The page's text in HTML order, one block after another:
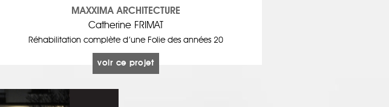
MAXXIMA ARCHITECTURE
Catherine FRIMAT
Réhabilitation complète d’une Folie des années 20
voir ce projet